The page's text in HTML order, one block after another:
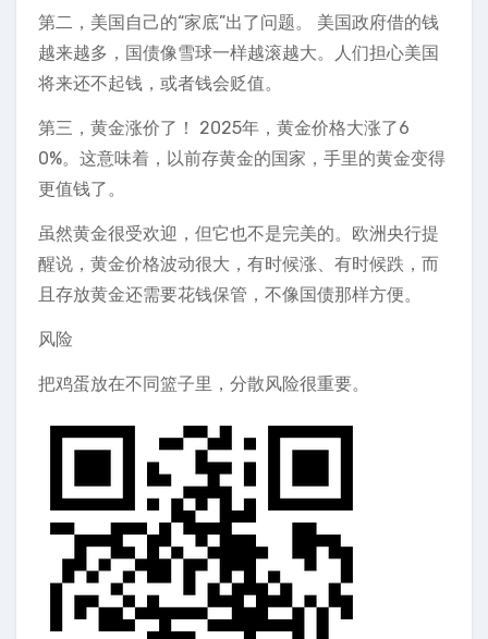
第二，美国自己的“家底”出了问题。 美国政府借的钱
越来越多，国债像雪球一样越滚越大。人们担心美国
将来还不起钱，或者钱会贬值。
第三，黄金涨价了！ 2025年，黄金价格大涨了6
0%。这意味着，以前存黄金的国家，手里的黄金变得
更值钱了。
虽然黄金很受欢迎，但它也不是完美的。欧洲央行提
醒说，黄金价格波动很大，有时候涨、有时候跌，而
且存放黄金还需要花钱保管，不像国债那样方便。
风险
把鸡蛋放在不同篮子里，分散风险很重要。